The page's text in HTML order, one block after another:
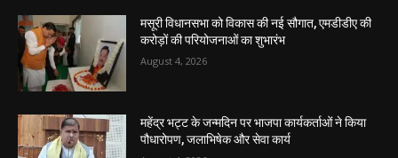
मसूरी विधानसभा को विकास की नई सौगात, एमडीडीए की
करोड़ों की परियोजनाओं का शुभारंभ
August 4, 2026
महेंद्र भट्ट के जन्मदिन पर भाजपा कार्यकर्ताओं ने किया
पौधारोपण, जलाभिषेक और सेवा कार्य